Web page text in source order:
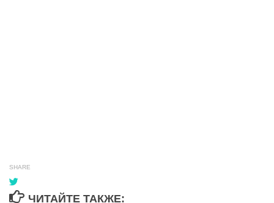
SHARE
ЧИТАЙТЕ ТАКЖЕ: